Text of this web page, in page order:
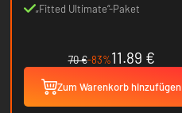
„Fitted Ultimate“-Paket
70 €-83%11.89 €
Zum Warenkorb hinzufügen